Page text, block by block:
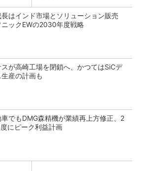
長はインド市場とソリューション販売
ニックEWの2030年度戦略
スが高崎工場を閉鎖へ、かつてはSiCデ
産の計画も
車でもDMG森精機が業績再上方修正、2
にピーク利益計画